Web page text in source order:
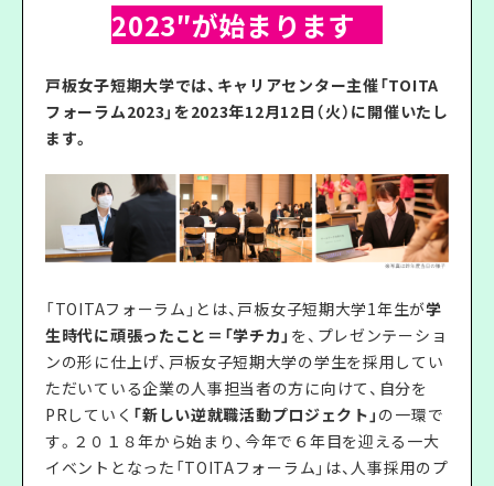
2023″が始まります
戸板女子短期大学では、キャリアセンター主催「TOITA
フォーラム2023」を2023年12月12日（火）に開催いたし
ます。
「TOITAフォーラム」とは、戸板女子短期大学1年生が学
生時代に頑張ったこと＝「学チカ」 を、プレゼンテーショ
ンの形に仕上げ、戸板女子短期大学の学生を採用してい
ただいている企業の人事担当者の方に向けて、自分を
PRしていく 「新しい逆就職活動プロジェクト」 の一環で
す。２０１８年から始まり、今年で６年目を迎える一大
イベントとなった「TOITAフォーラム」は、人事採用のプ